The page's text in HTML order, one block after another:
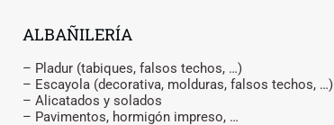
ALBAÑILERÍA
– Pladur (tabiques, falsos techos, …)
– Escayola (decorativa, molduras, falsos techos, …)
– Alicatados y solados
– Pavimentos, hormigón impreso, …